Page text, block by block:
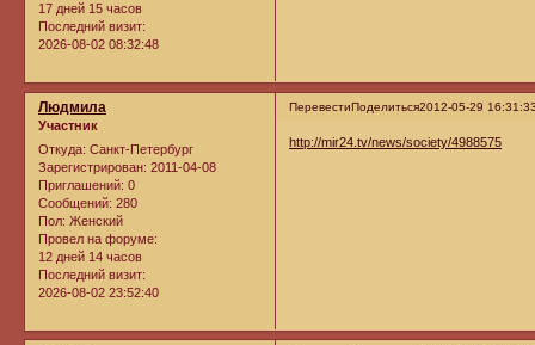
17 дней 15 часов
Последний визит:
2026-08-02 08:32:48
ПеревестиПоделиться2012-05-29
Людмила
Участник
Откуда: Санкт-Петербург
Зарегистрирован: 2011-04-08
Приглашений: 0
Сообщений: 280
Пол: Женский
Провел на форуме:
12 дней 14 часов
Последний визит:
2026-08-02 23:52:40
http://mir24.tv/news/society/4988575